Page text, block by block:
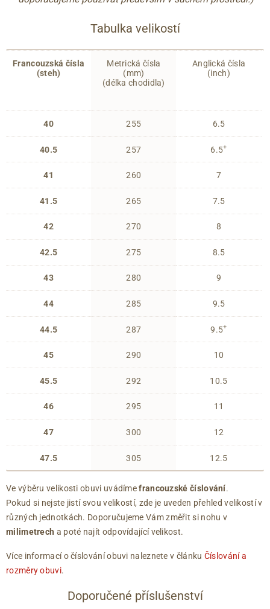
Tabulka velikostí
Francouzská čísla
(steh)
40
40.5
41
41.5
42
42.5
43
44
44.5
45
45.5
46
47
47.5
Metrická čísla
(mm)
(délka chodidla)
255
257
260
265
270
275
280
285
287
290
292
295
300
305
Anglická čísla
(inch)
6.5
6.5+
7
7.5
8
8.5
9
9.5
9.5+
10
10.5
11
12
12.5
Ve výběru velikosti obuvi uvádímefrancouzské číslování.
Pokud si nejste jistí svou velikostí, zde je uveden přehled velikostí v
různých jednotkách. Doporučujeme Vám změřit si nohu v
milimetrech a poté najít odpovídající velikost.
Více informací o číslování obuvi naleznete v článku Číslování a
rozměry obuvi.
Doporučené příslušenství